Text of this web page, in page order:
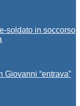
soldato in soccorso
Giovanni “entrava”